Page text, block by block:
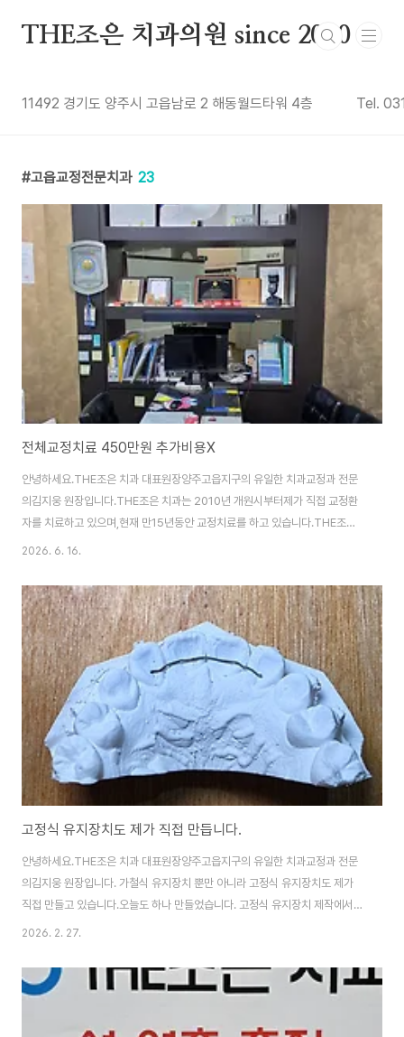
THE조은 치과의원 since 2010
11492 경기도 양주시 고읍남로 2 해동월드타워 4층 Tel.
고읍교정전문치과 23
전체교정치료 450만원 추가비용X
안녕하세요.THE조은 치과 대표원장양주고읍지구의 유일한 치과교정과 전문
의김지웅 원장입니다.THE조은 치과는 2010년 개원시부터제가 직접 교정환
자를 치료하고 있으며,현재 만15년동안 교정치료를 하고 있습니다.THE조은
치과의 전체교정치료 비용은 추가비용없이 450만원입니다.기존 환자분 소개
2026. 6. 16.
고정식 유지장치도 제가 직접 만듭니다.
안녕하세요.THE조은 치과 대표원장양주고읍지구의 유일한 치과교정과 전문
의김지웅 원장입니다. 가철식 유지장치 뿐만 아니라 고정식 유지장치도 제가
직접 만들고 있습니다.오늘도 하나 만들었습니다. 고정식 유지장치 제작에서
부착까지 그리고 사후수리도제가 직접하고 있습니다. THE조은 치과에서는 교
다.믿고 맡겨 주십시오. 최선을 다 하겠습니다.^^
2026. 2. 27.